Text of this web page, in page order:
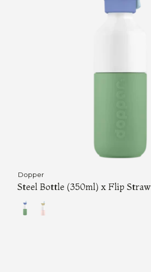
Dopper
Steel Bottle (350ml) x Flip Straw